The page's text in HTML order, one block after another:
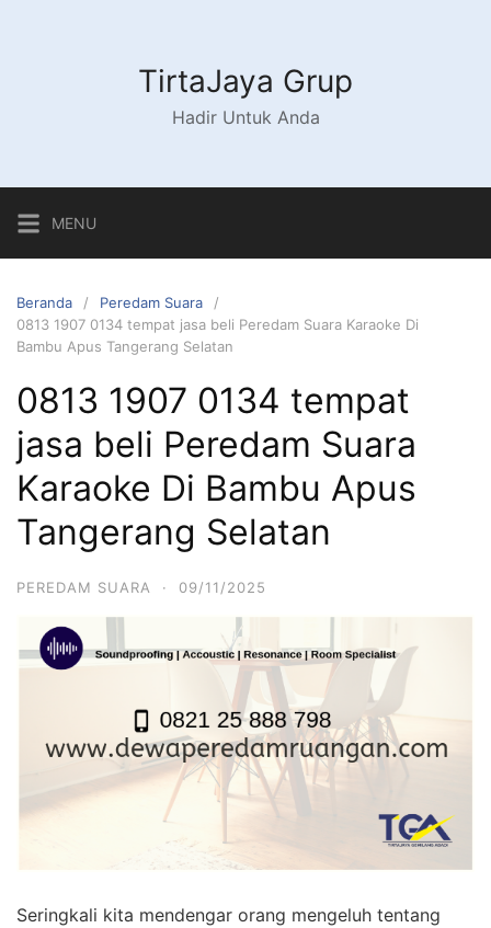
TirtaJaya Grup
Hadir Untuk Anda
MENU
Beranda
Peredam Suara
0813 1907 0134 tempat jasa beli Peredam Suara Karaoke Di
Bambu Apus Tangerang Selatan
0813 1907 0134 tempat
jasa beli Peredam Suara
Karaoke Di Bambu Apus
Tangerang Selatan
PEREDAM SUARA · 09/11/2025
Seringkali kita mendengar orang mengeluh tentang